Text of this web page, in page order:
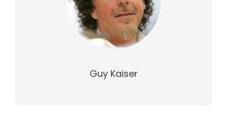
Guy Kaiser